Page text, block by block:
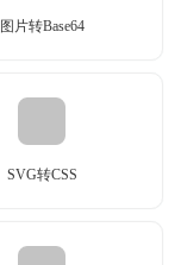
图片转Base64
SVG转CSS